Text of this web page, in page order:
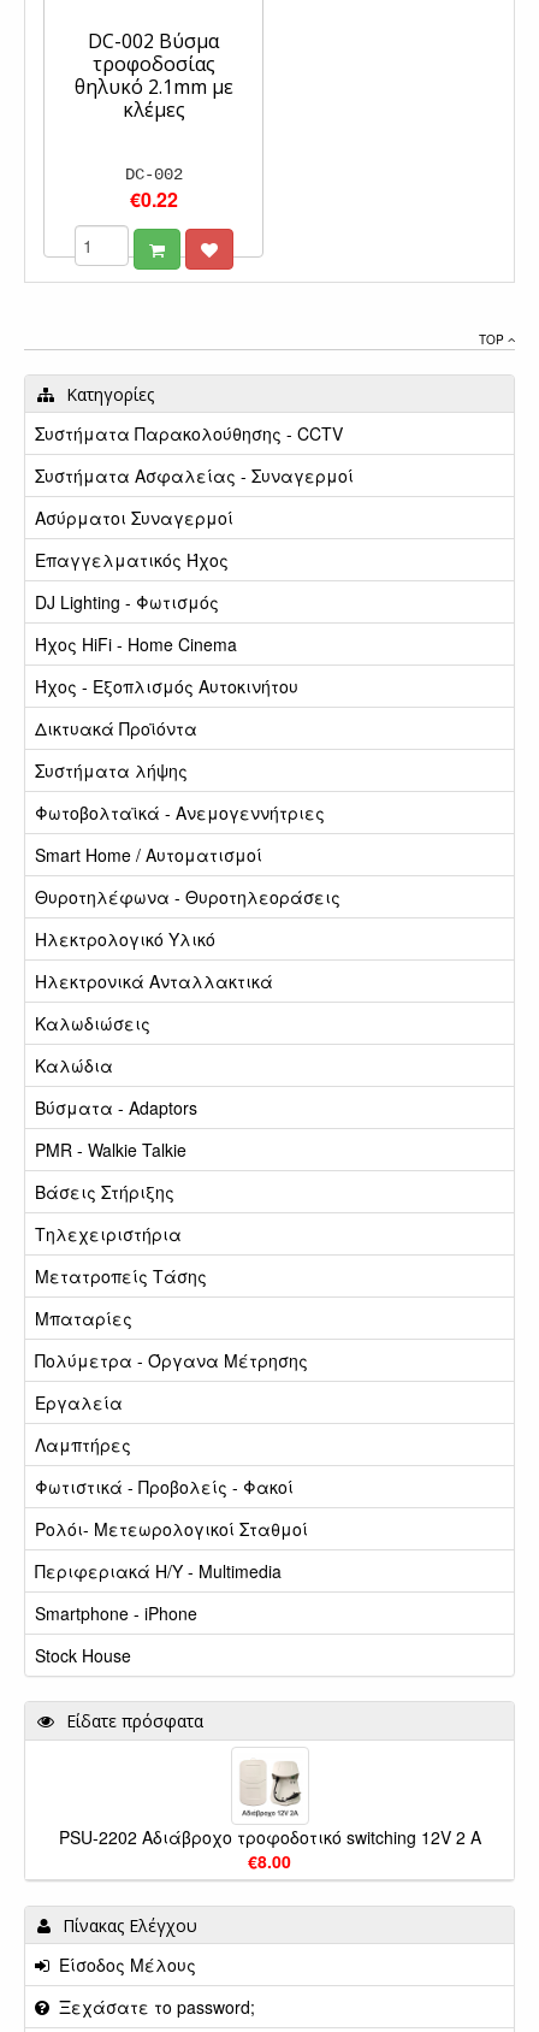
DC-002 Βύσμα
τροφοδοσίας
θηλυκό 2.1mm με
κλέμες
DC-002
€0.22
TOP
Κατηγορίες
Συστήματα Παρακολούθησης - CCTV
Συστήματα Ασφαλείας - Συναγερμοί
Ασύρματοι Συναγερμοί
Επαγγελματικός Ήχος
DJ Lighting - Φωτισμός
Ήχος HiFi - Home Cinema
Ήχος - Εξοπλισμός Αυτοκινήτου
Δικτυακά Προϊόντα
Συστήματα λήψης
Φωτοβολταϊκά - Ανεμογεννήτριες
Smart Home / Αυτοματισμοί
Θυροτηλέφωνα - Θυροτηλεοράσεις
Ηλεκτρολογικό Υλικό
Ηλεκτρονικά Ανταλλακτικά
Καλωδιώσεις
Καλώδια
Βύσματα - Adaptors
PMR - Walkie Talkie
Βάσεις Στήριξης
Τηλεχειριστήρια
Μετατροπείς Τάσης
Μπαταρίες
Πολύμετρα - Όργανα Μέτρησης
Εργαλεία
Λαμπτήρες
Φωτιστικά - Προβολείς - Φακοί
Ρολόι- Μετεωρολογικοί Σταθμοί
Περιφεριακά Η/Υ - Multimedia
Smartphone - iPhone
Stock House
Είδατε πρόσφατα
PSU-2202 Αδιάβροχο τροφοδοτικό switching 12V 2 A
€8.00
Πίνακας Ελέγχου
Είσοδος Μέλους
Ξεχάσατε το password;